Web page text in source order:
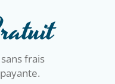
frais